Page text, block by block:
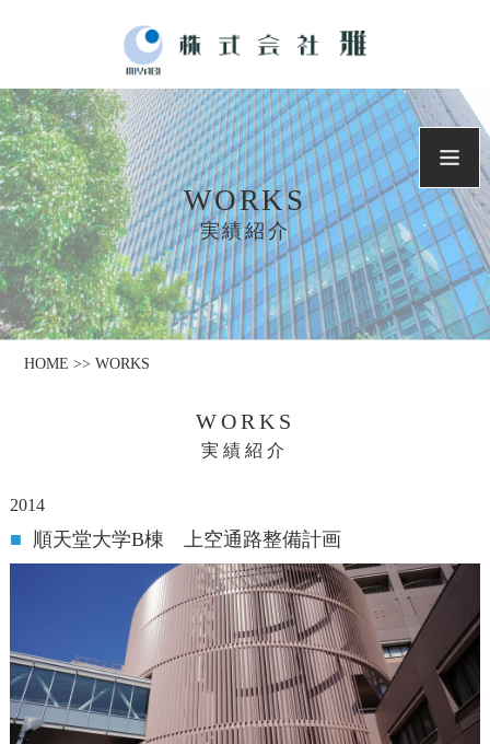
WORKS
実績紹介
HOME >> WORKS
WORKS
実績紹介
2014
■ 順天堂大学B棟 上空通路整備計画